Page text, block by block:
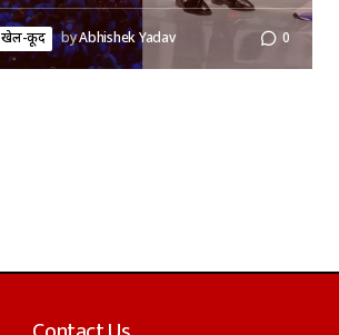
खेल-कूद byAbhishek Yadav 0